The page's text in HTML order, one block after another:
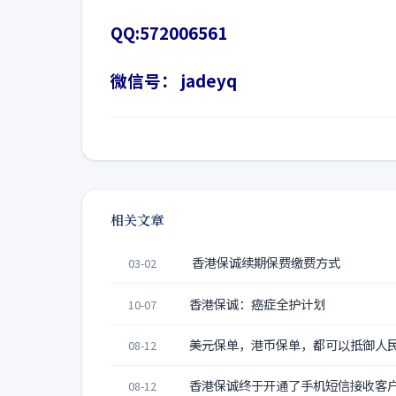
QQ:572006561
微信号： jadeyq
相关文章
03-02 香港保诚续期保费缴费方式
10-07 香港保诚：癌症全护计划
08-12 美元保单，港币保单，都可以抵御人
08-12 香港保诚终于开通了手机短信接收客